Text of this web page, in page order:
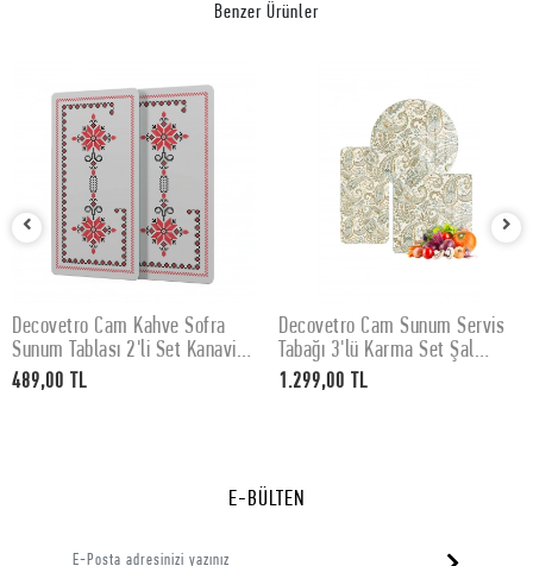
Benzer Ürünler
SEPETE EKLE
Decovetro Cam Kahve Sofra
Sunum Tablası 2'li Set Kanaviçe
Desenli 30 x 15 cm
489,00 TL
SEPETE EKLE
Decovetro Cam Sunum Servis
Tabağı 3'lü Karma Set Şal
Desenli
1.299,00 TL
E-BÜLTEN